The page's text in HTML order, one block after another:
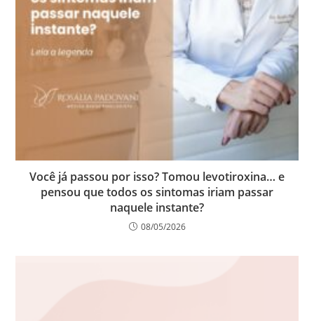
Você já passou por isso? Tomou levotiroxina… e
pensou que todos os sintomas iriam passar
naquele instante?
08/05/2026